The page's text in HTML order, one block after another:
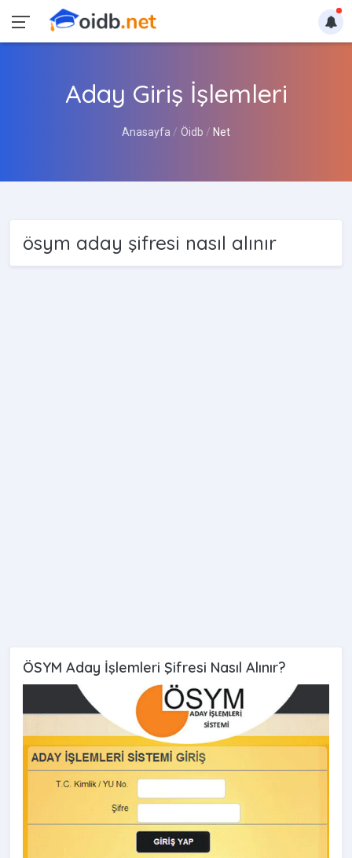
Aday Giriş İşlemleri
Anasayfa Öidb Net
ösym aday şifresi nasıl alınır
ÖSYM Aday İşlemleri Şifresi Nasıl Alınır?